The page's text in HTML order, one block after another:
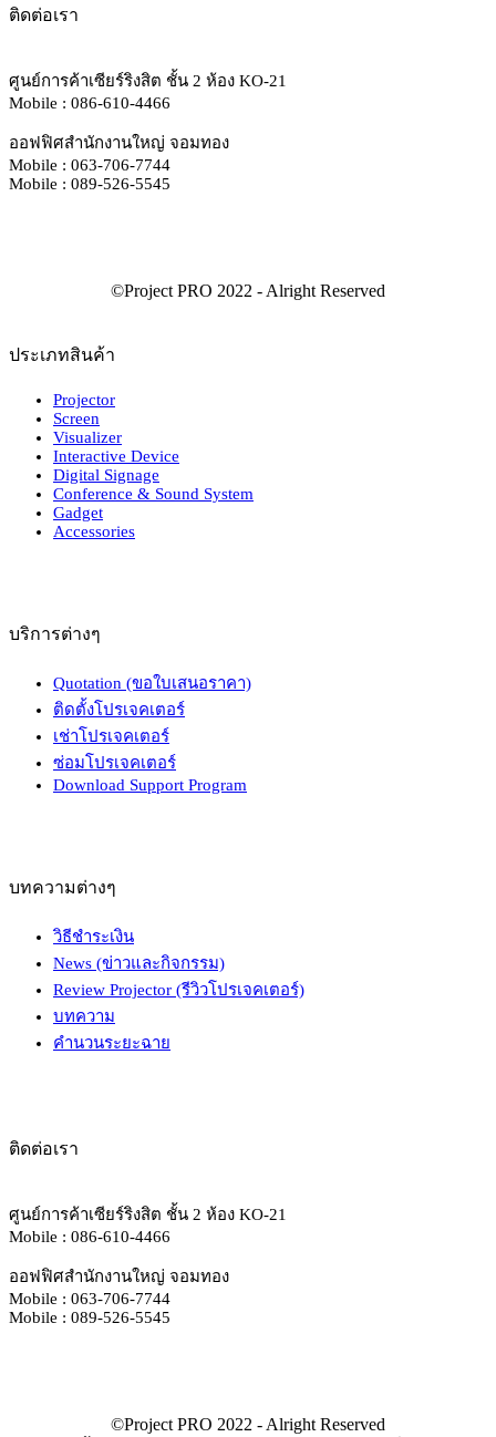
ติดต่อเรา
ศูนย์การค้าเซียร์ริงสิต ชั้น 2 ห้อง KO-21
Mobile : 086-610-4466
ออฟฟิศสำนักงานใหญ่ จอมทอง
Mobile : 063-706-7744
Mobile : 089-526-5545
ประเภทสินค้า
Projector
Screen
Visualizer
Interactive Device
Digital Signage
Conference & Sound System
Gadget
Accessories
บริการต่างๆ
Quotation (ขอใบเสนอราคา)
ติดตั้งโปรเจคเตอร์
เช่าโปรเจคเตอร์
ซ่อมโปรเจคเตอร์
Download Support Program
บทความต่างๆ
วิธีชำระเงิน
News (ข่าวและกิจกรรม)
Review Projector (รีวิวโปรเจคเตอร์)
บทความ
คำนวนระยะฉาย
ติดต่อเรา
ศูนย์การค้าเซียร์ริงสิต ชั้น 2 ห้อง KO-21
Mobile : 086-610-4466
ออฟฟิศสำนักงานใหญ่ จอมทอง
Mobile : 063-706-7744
Mobile : 089-526-5545